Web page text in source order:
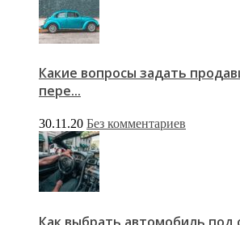
Какие вопросы задать
пере...
30.11.20 Без комментариев